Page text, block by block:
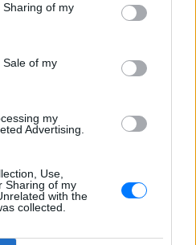
of my
of my
my
Advertising.
Use,
Sharing of my
with the
collected.
και η ύποπτη
επίσης το κινητό του
κλαπεί κατά τη διάρκεια
του τηλεφώνου
που ανέφεραν
όπως